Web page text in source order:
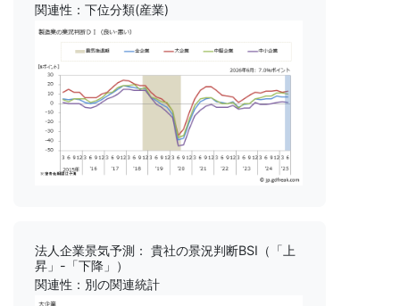
関連性：下位分類(産業)
法人企業景気予測： 貴社の景況判断BSI（「上
昇」-「下降」）
関連性：別の関連統計